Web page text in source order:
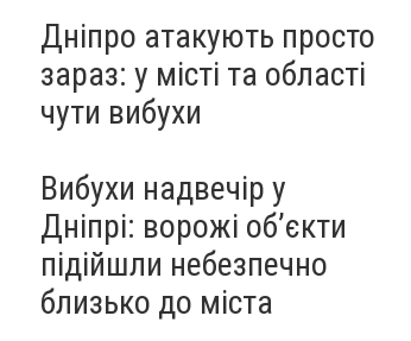
Дніпро атакують просто
зараз: у місті та області
чути вибухи
Вибухи надвечір у
Дніпрі: ворожі об’єкти
підійшли небезпечно
близько до міста